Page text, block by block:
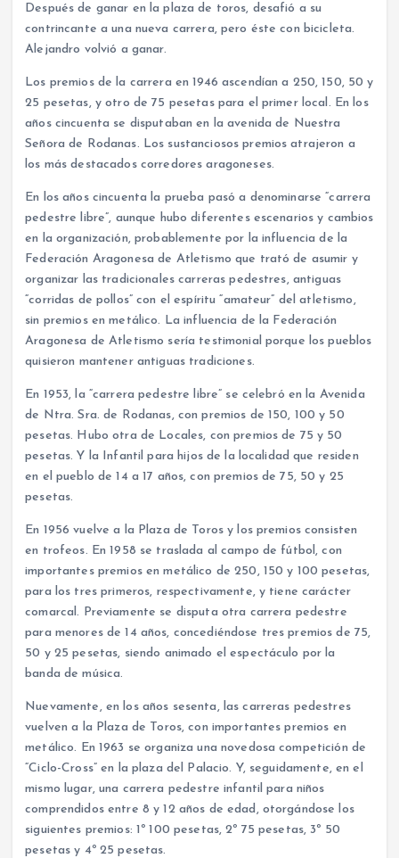
Después de ganar en la plaza de toros, desafió a su
contrincante a una nueva carrera, pero éste con bicicleta.
Alejandro volvió a ganar.
Los premios de la carrera en 1946 ascendían a 250, 150, 50 y
25 pesetas, y otro de 75 pesetas para el primer local. En los
años cincuenta se disputaban en la avenida de Nuestra
Señora de Rodanas. Los sustanciosos premios atrajeron a
los más destacados corredores aragoneses.
En los años cincuenta la prueba pasó a denominarse “carrera
pedestre libre”, aunque hubo diferentes escenarios y cambios
en la organización, probablemente por la influencia de la
Federación Aragonesa de Atletismo que trató de asumir y
organizar las tradicionales carreras pedestres, antiguas
“corridas de pollos” con el espíritu “amateur” del atletismo,
sin premios en metálico. La influencia de la Federación
Aragonesa de Atletismo sería testimonial porque los pueblos
quisieron mantener antiguas tradiciones.
En 1953, la “carrera pedestre libre” se celebró en la Avenida
de Ntra. Sra. de Rodanas, con premios de 150, 100 y 50
pesetas. Hubo otra de Locales, con premios de 75 y 50
pesetas. Y la Infantil para hijos de la localidad que residen
en el pueblo de 14 a 17 años, con premios de 75, 50 y 25
pesetas.
En 1956 vuelve a la Plaza de Toros y los premios consisten
en trofeos. En 1958 se traslada al campo de fútbol, con
importantes premios en metálico de 250, 150 y 100 pesetas,
para los tres primeros, respectivamente, y tiene carácter
comarcal. Previamente se disputa otra carrera pedestre
para menores de 14 años, concediéndose tres premios de 75,
50 y 25 pesetas, siendo animado el espectáculo por la
banda de música.
Nuevamente, en los años sesenta, las carreras pedestres
vuelven a la Plaza de Toros, con importantes premios en
metálico. En 1963 se organiza una novedosa competición de
“Ciclo-Cross” en la plaza del Palacio. Y, seguidamente, en el
mismo lugar, una carrera pedestre infantil para niños
comprendidos entre 8 y 12 años de edad, otorgándose los
siguientes premios: 1º 100 pesetas, 2º 75 pesetas, 3º 50
pesetas y 4º 25 pesetas.